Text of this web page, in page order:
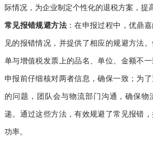
际情况，为企业制定个性化的退税方案，提
常见报错规避方法：在申报过程中，优鼎
见的报错情况，并提供了相应的规避方法
单与增值税发票上的品名、单位、金额不
申报前仔细核对两者信息，确保一致；为
的问题，团队会与物流部门沟通，确保物
递。通过这些方法，有效规避了常见报错
功率。